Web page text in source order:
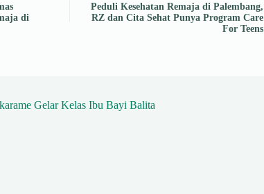
di
Peduli Kesehatan Remaja di Palembang,
RZ dan Cita Sehat Punya Program Care
For Teens